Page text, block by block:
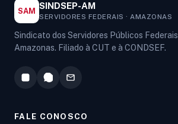
SAM SINDSEP-AM
SERVIDORES FEDERAIS · AMAZONAS
Sindicato dos Servidores Públicos
Amazonas. Filiado à CUT e à CONDSEF.
FALE CONOSCO